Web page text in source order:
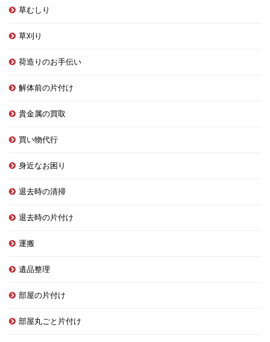
草むしり
草刈り
荷造りのお手伝い
解体前の片付け
貴金属の買取
買い物代行
身近なお困り
退去時の清掃
退去時の片付け
運搬
遺品整理
部屋の片付け
部屋丸ごと片付け